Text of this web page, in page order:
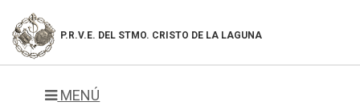
P.R.V.E. DEL STMO. CRISTO DE LA LAGUNA
MENÚ